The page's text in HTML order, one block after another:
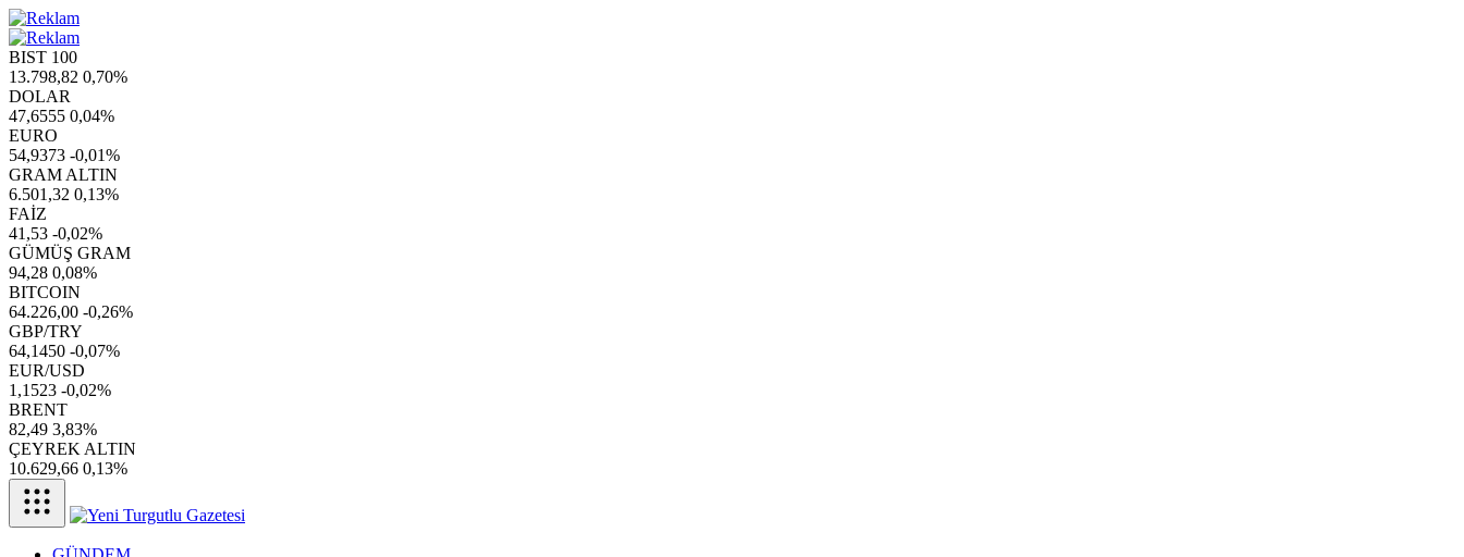
BIST 100
13.798,82 0,70%
DOLAR
47,6555 0,04%
EURO
54,9373 -0,01%
GRAM ALTIN
6.501,32 0,13%
FAİZ
41,53 -0,02%
GÜMÜŞ GRAM
94,28 0,08%
BITCOIN
64.226,00 -0,26%
GBP/TRY
64,1450 -0,07%
EUR/USD
1,1523 -0,02%
BRENT
82,49 3,83%
ÇEYREK ALTIN
10.629,66 0,13%